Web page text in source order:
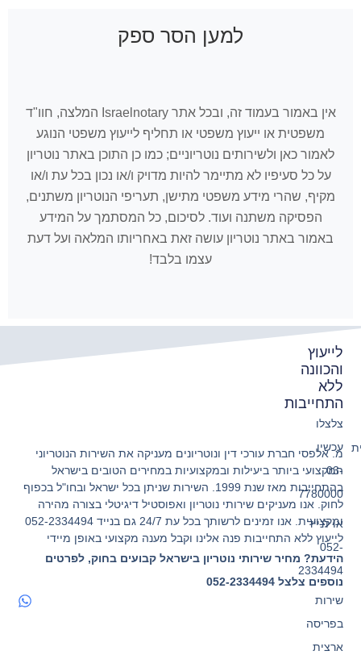
למען הסר ספק
אין באמור בעמוד זה, ובכל אתר Israelnotary המלצה, חוו"ד
משפטית או ייעוץ משפטי או תחליף לייעוץ משפטי הנוגע
לאמור כאן ולשירותים נוטריוניים; כמו כן התוכן באתר נוטריון
על כל סעיפיו לא מתיימר להיות מדויק ו/או נכון בכל עת ו/או
מקיף, שהרי מידע משפטי מתישן, תעריפי הנוטריון משתנים,
הפסיקה משתנה ועוד. לסיכום, כל המסתמך על המידע
באמור באתר נוטריון עושה זאת באחריותו המלאה ועל דעת
עצמו בלבד!
מ. אלפסי חברת עורכי דין ונוטריונים מעניקה את השירות הנוטריוני
המקצועי ביותר ביעילות ובמקצועיות במחירים הטובים בישראל
בהתחייבות מאז שנת 1999. השירות שניתן בכל ישראל ובחו"ל בכפוף
לחוק. אנו מעניקים שירותי נוטריון ואפוסטיל דיגיטלי בצורה מהירה
ומקצועית. אנו זמינים לרשותך בכל עת 24/7 גם בנייד 052-2334494
לייעוץ ללא התחייבות פנה אלינו וקבל מענה מקצועי באופן מיידי
הידעת? מחיר שירותי נוטריון בישראל קבועים בחוק, לפרטים
נוספים צלצל 052-2334494
לייעוץ
והכוונה
ללא
התחייבות
צלצלו
עכשיו
03-
7780000
או לנייד
052-
2334494
שירות
בפריסה
ארצית